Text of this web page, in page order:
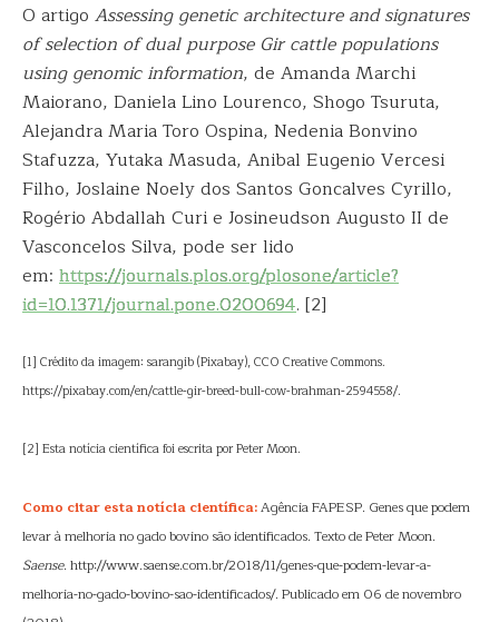
O artigo Assessing genetic architecture and signatures
of selection of dual purpose Gir cattle populations
using genomic information, de Amanda Marchi
Maiorano, Daniela Lino Lourenco, Shogo Tsuruta,
Alejandra Maria Toro Ospina, Nedenia Bonvino
Stafuzza, Yutaka Masuda, Anibal Eugenio Vercesi
Filho, Joslaine Noely dos Santos Goncalves Cyrillo,
Rogério Abdallah Curi e Josineudson Augusto II de
Vasconcelos Silva, pode ser lido
em: https://journals.plos.org/plosone/article?
id=10.1371/journal.pone.0200694. [2]
[1] Crédito da imagem: sarangib (Pixabay), CC0 Creative Commons.
https://pixabay.com/en/cattle-gir-breed-bull-cow-brahman-2594558/.
[2] Esta notícia científica foi escrita por Peter Moon.
Como citar esta notícia científica:Agência FAPESP. Genes que podem
levar à melhoria no gado bovino são identificados. Texto de Peter Moon.
Saense. http://www.saense.com.br/2018/11/genes-que-podem-levar-a-
melhoria-no-gado-bovino-sao-identificados/. Publicado em 06 de novembro